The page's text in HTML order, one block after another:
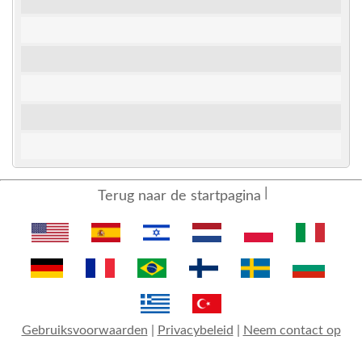
Terug naar de startpagina
Gebruiksvoorwaarden Privacybeleid Neem contact op